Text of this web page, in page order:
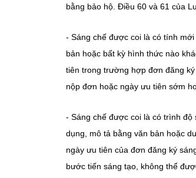
bằng bảo hộ. Điều 60 và 61 của
- Sáng chế được coi là có tính
bản hoặc bất kỳ hình thức nào
tiên trong trường hợp đơn đăng
nộp đơn hoặc ngày ưu tiên sớm
- Sáng chế được coi là có trình
dụng, mô tả bằng văn bản hoặc
ngày ưu tiên của đơn đăng ký
bước tiến sáng tạo, không thể